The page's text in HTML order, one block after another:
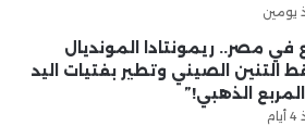
يومين
مصر.. ريمونتادا المونديال
التنين الصيني وتطير بفتيات اليد
المربع الذهبي!”